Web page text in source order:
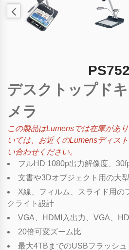
PS752
デスクトップド
メラ
この製品はLumensでは在庫があ
いては、お近くのLumensディス
い合わせください。
フルHD 1080p出力解像度、
文書や3Dオブジェクト用の大
X線、フィルム、スライド用の
クライト設計
VGA、HDMI入出力、VGA、
20倍可変ズーム比
最大4TBまでのUSBフラッシ